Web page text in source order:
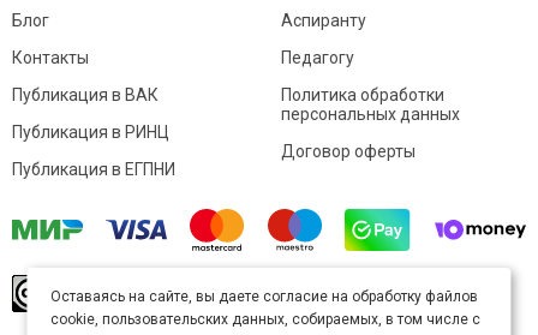
Блог
Контакты
Аспиранту
Педагогу
Публикация в ВАК
Публикация в РИНЦ
Публикация в ЕГПНИ
Политика обработки
персональных данных
Договор оферты
произведение доступно полицензии Creative
Commons «Attribution» («Атрибуция») 4.0
Оставаясь на сайте, вы даете согласие на обработку файлов
cookie, пользовательских данных, собираемых, в том числе с